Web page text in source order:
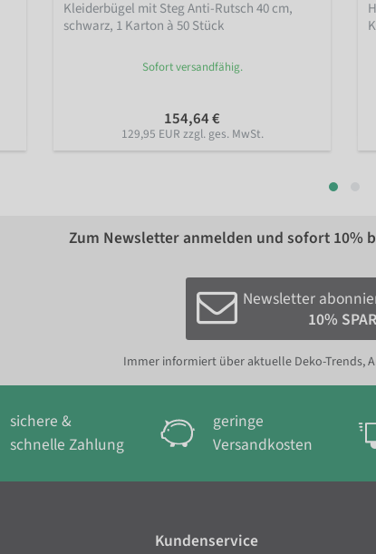
Kleiderbügel mit Steg Anti-Rutsch 40 cm,
schwarz, 1 Karton à 50 Stück
Sofort versandfähig.
154,64 €
129,95 EUR zzgl. ges. MwSt.
Zum Newsletter anmelden und sofort 10%
Newsletter
10%
Immer informiert über aktuelle Deko-Trends,
sichere &
schnelle Zahlung
geringe
Versandkosten
Kundenservice